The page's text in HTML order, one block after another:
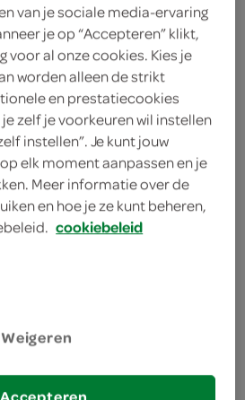
in zo dun mogelijke plakken
van je sociale media-ervaring
je op “Accepteren” klikt,
voor al onze cookies. Kies je
worden alleen de strikt
en prestatiecookies
zelf je voorkeuren wil instellen
instellen”. Je kunt jouw
elk moment aanpassen en je
Meer informatie over de
en hoe je ze kunt beheren,
cookiebeleid
Weigeren